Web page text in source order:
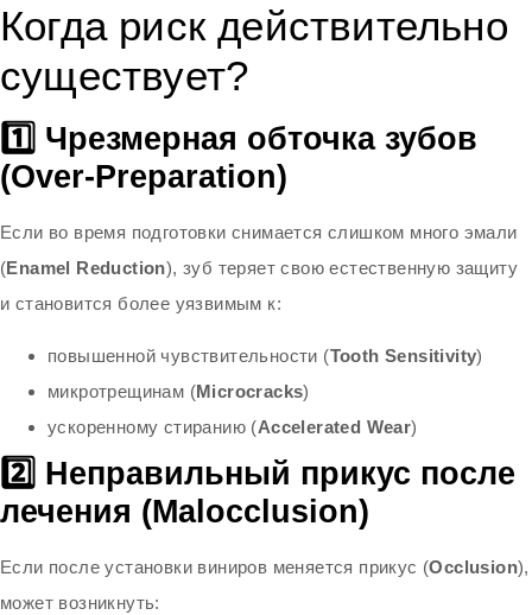
Когда риск действительно
существует?
1️⃣ Чрезмерная обточка зубов
(Over-Preparation)
Если во время подготовки снимается слишком много эмали
(Enamel Reduction), зуб теряет свою естественную защиту
и становится более уязвимым к:
повышенной чувствительности (Tooth Sensitivity)
микротрещинам (Microcracks)
ускоренному стиранию (Accelerated Wear)
2️⃣ Неправильный прикус после
лечения (Malocclusion)
Если после установки виниров меняется прикус (Occlusion),
может возникнуть: